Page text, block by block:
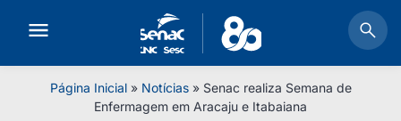
Página Inicial» Notícias» Senac realiza Semana de
Enfermagem em Aracaju e Itabaiana